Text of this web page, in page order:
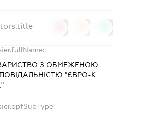
З ОБМЕЖЕНОЮ
"ЄВРО-К